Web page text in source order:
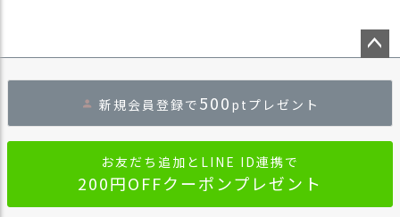
へ
新規会員登録で 500 ptプレゼント
お友だち追加とLINE ID連携で
200円OFFクーポンプレゼント